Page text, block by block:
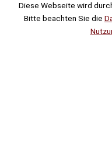
Diese Webseite wird
Bitte beachten Sie die